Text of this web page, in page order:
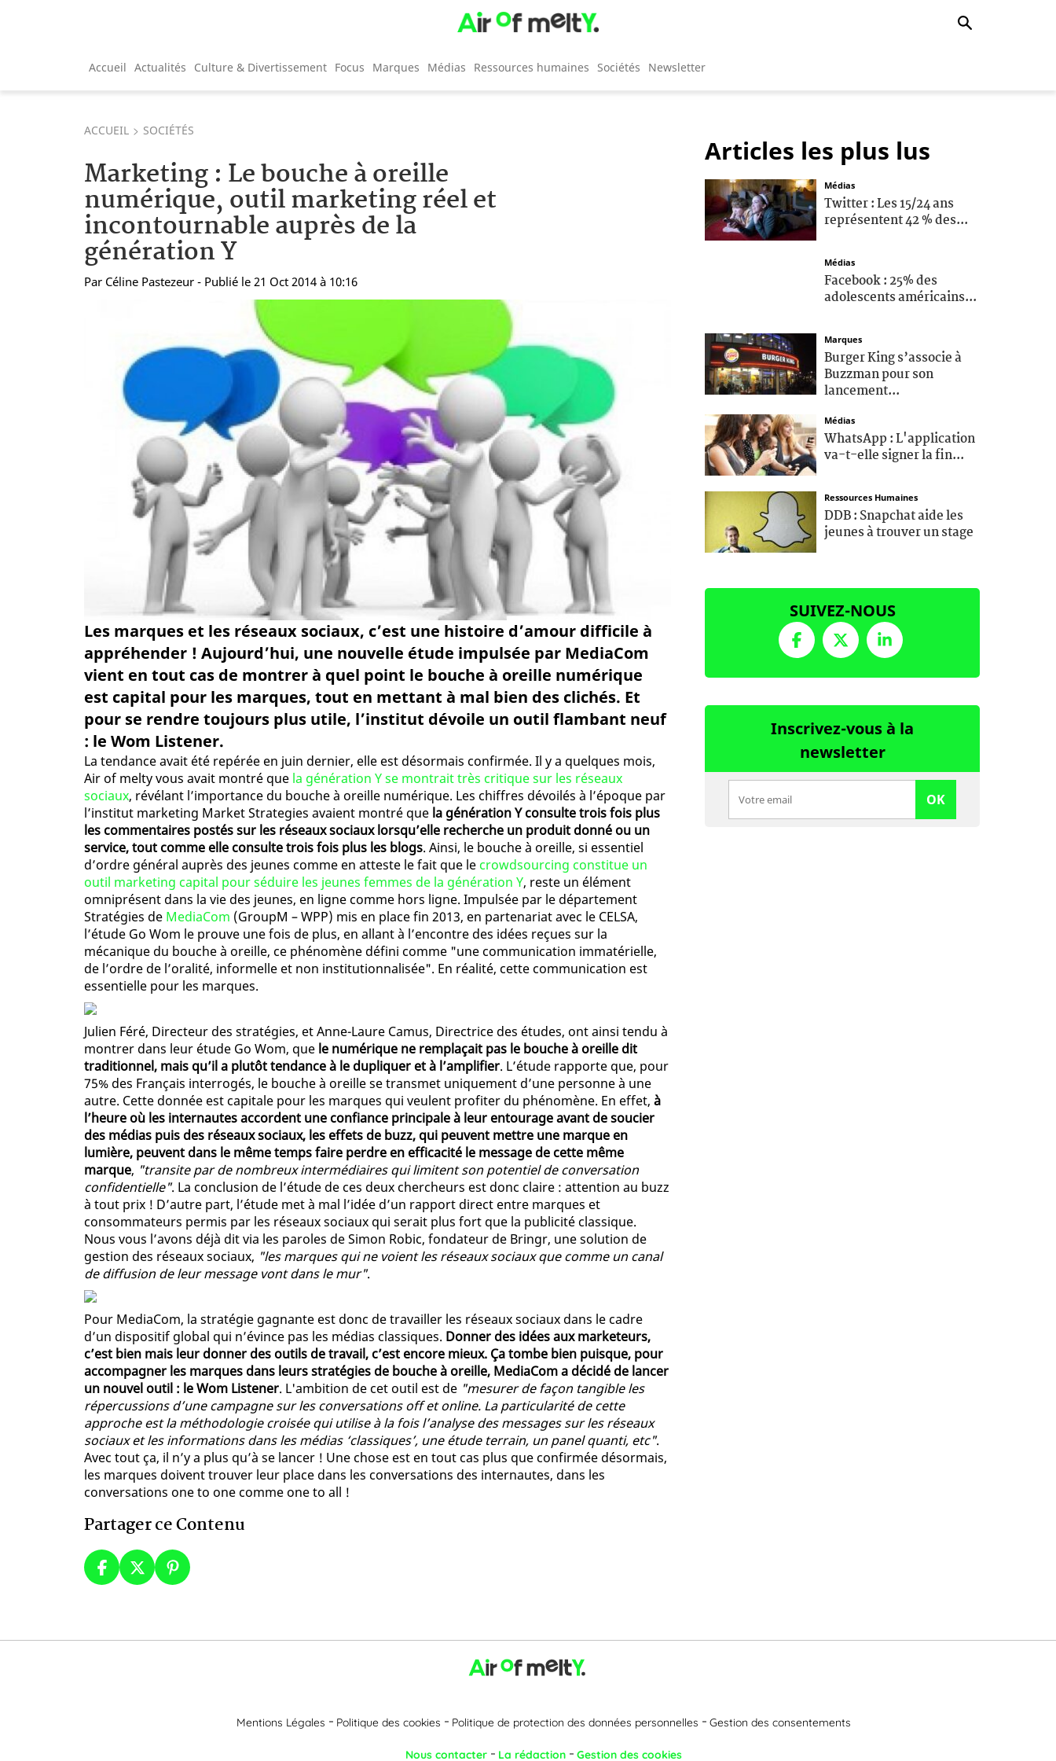
Accueil Actualités Culture & Divertissement Focus Marques Médias Ressources humaines Sociétés Newsletter
ACCUEIL SOCIÉTÉS
Marketing : Le bouche à oreille
numérique, outil marketing réel et
incontournable auprès de la
génération Y
Par Céline Pastezeur - Publié le 21 Oct 2014 à 10:16
Les marques et les réseaux sociaux, c’est une histoire d’amour difficile à
appréhender ! Aujourd’hui, une nouvelle étude impulsée par MediaCom
vient en tout cas de montrer à quel point le bouche à oreille numérique
est capital pour les marques, tout en mettant à mal bien des clichés. Et
pour se rendre toujours plus utile, l’institut dévoile un outil flambant neuf
: le Wom Listener.
La tendance avait été repérée en juin dernier, elle est désormais confirmée. Il y a quelques mois,
Air of melty vous avait montré que la génération Y se montrait très critique sur les réseaux
sociaux, révélant l’importance du bouche à oreille numérique. Les chiffres dévoilés à l’époque par
l’institut marketing Market Strategies avaient montré que la génération Y consulte trois fois plus
les commentaires postés sur les réseaux sociaux lorsqu’elle recherche un produit donné ou un
service, tout comme elle consulte trois fois plus les blogs. Ainsi, le bouche à oreille, si essentiel
d’ordre général auprès des jeunes comme en atteste le fait que le crowdsourcing constitue un
outil marketing capital pour séduire les jeunes femmes de la génération Y, reste un élément
omniprésent dans la vie des jeunes, en ligne comme hors ligne. Impulsée par le département
Stratégies de MediaCom (GroupM – WPP) mis en place fin 2013, en partenariat avec le CELSA,
l’étude Go Wom le prouve une fois de plus, en allant à l’encontre des idées reçues sur la
mécanique du bouche à oreille, ce phénomène défini comme "une communication immatérielle,
de l’ordre de l’oralité, informelle et non institutionnalisée". En réalité, cette communication est
essentielle pour les marques.
Julien Féré, Directeur des stratégies, et Anne-Laure Camus, Directrice des études, ont ainsi tendu à
montrer dans leur étude Go Wom, que le numérique ne remplaçait pas le bouche à oreille dit
traditionnel, mais qu’il a plutôt tendance à le dupliquer et à l’amplifier. L’étude rapporte que, pour
75% des Français interrogés, le bouche à oreille se transmet uniquement d’une personne à une
autre. Cette donnée est capitale pour les marques qui veulent profiter du phénomène. En effet, à
l’heure où les internautes accordent une confiance principale à leur entourage avant de soucier
des médias puis des réseaux sociaux, les effets de buzz, qui peuvent mettre une marque en
lumière, peuvent dans le même temps faire perdre en efficacité le message de cette même
marque, "transite par de nombreux intermédiaires qui limitent son potentiel de conversation
confidentielle". La conclusion de l’étude de ces deux chercheurs est donc claire : attention au buzz
à tout prix ! D’autre part, l’étude met à mal l’idée d’un rapport direct entre marques et
consommateurs permis par les réseaux sociaux qui serait plus fort que la publicité classique.
Nous vous l’avons déjà dit via les paroles de Simon Robic, fondateur de Bringr, une solution de
gestion des réseaux sociaux, "les marques qui ne voient les réseaux sociaux que comme un canal
de diffusion de leur message vont dans le mur".
Pour MediaCom, la stratégie gagnante est donc de travailler les réseaux sociaux dans le cadre
d’un dispositif global qui n’évince pas les médias classiques. Donner des idées aux marketeurs,
c’est bien mais leur donner des outils de travail, c’est encore mieux. Ça tombe bien puisque, pour
accompagner les marques dans leurs stratégies de bouche à oreille, MediaCom a décidé de lancer
un nouvel outil : le Wom Listener. L'ambition de cet outil est de "mesurer de façon tangible les
répercussions d’une campagne sur les conversations off et online. La particularité de cette
approche est la méthodologie croisée qui utilise à la fois l’analyse des messages sur les réseaux
sociaux et les informations dans les médias ‘classiques’, une étude terrain, un panel quanti, etc".
Avec tout ça, il n’y a plus qu’à se lancer ! Une chose est en tout cas plus que confirmée désormais,
les marques doivent trouver leur place dans les conversations des internautes, dans les
conversations one to one comme one to all !
Partager ce Contenu
Articles les plus lus
Médias
Twitter : Les 15/24 ans
représentent 42 % des...
Médias
Facebook : 25% des
adolescents américains...
Marques
Burger King s’associe à
Buzzman pour son
lancement...
Médias
WhatsApp : L'application
va-t-elle signer la fin...
Ressources Humaines
DDB : Snapchat aide les
jeunes à trouver un stage
SUIVEZ-NOUS
Inscrivez-vous à la
newsletter
OK
Mentions Légales Politique des cookies Politique de protection des données personnelles Gestion des consentements
Nous contacter La rédaction Gestion des cookies